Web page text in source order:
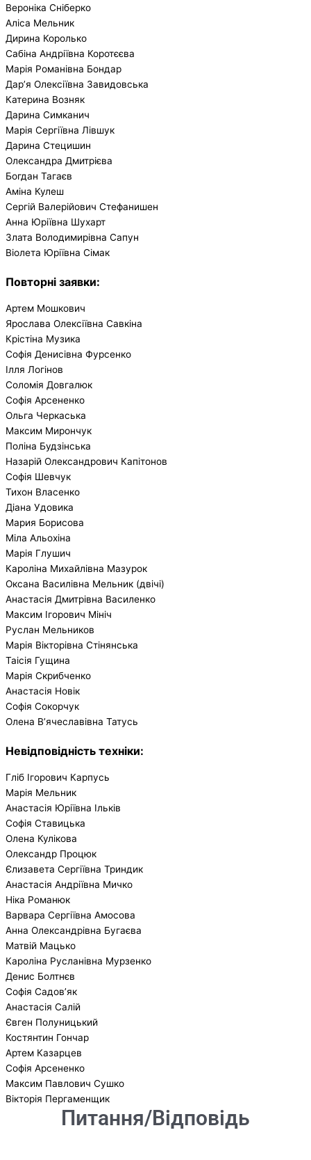
Вероніка Сніберко
Аліса Мельник
Дирина Королько
Сабіна Андріївна Коротєєва
Марія Романівна Бондар
Дар’я Олексіївна Завидовська
Катерина Возняк
Дарина Симканич
Марія Сергіївна Лівшук
Дарина Стецишин
Олександра Дмитрієва
Богдан Тагаєв
Аміна Кулеш
Сергій Валерійович Стефанишен
Анна Юріївна Шухарт
Злата Володимирівна Сапун
Віолета Юріївна Сімак
Повторні заявки:
Артем Мошкович
Ярослава Олексіївна Савкіна
Крістіна Музика
Софія Денисівна Фурсенко
Ілля Логінов
Соломія Довгалюк
Софія Арсененко
Ольга Черкаська
Максим Мирончук
Поліна Будзінська
Назарій Олександрович Капітонов
Софія Шевчук
Тихон Власенко
Діана Удовика
Мария Борисова
Міла Альохіна
Марія Глушич
Кароліна Михайлівна Мазурок
Оксана Василівна Мельник (двічі)
Анастасія Дмитрівна Василенко
Максим Ігорович Мініч
Руслан Мельников
Марія Вікторівна Стінянська
Таісія Гущина
Марія Скрибченко
Анастасія Новік
Софія Сокорчук
Олена В’ячеславівна Татусь
Невідповідність техніки:
Гліб Ігорович Карпусь
Марія Мельник
Анастасія Юріївна Ільків
Софія Ставицька
Олена Кулікова
Олександр Процюк
Єлизавета Сергіївна Триндик
Анастасія Андріївна Мичко
Ніка Романюк
Варвара Сергіївна Амосова
Анна Олександрівна Бугаєва
Матвій Мацько
Кароліна Русланівна Мурзенко
Денис Болтнєв
Софія Садов’як
Анастасія Салій
Євген Полуницький
Костянтин Гончар
Артем Казарцев
Софія Арсененко
Максим Павлович Сушко
Вікторія Пергаменщик
Питання/Відповідь